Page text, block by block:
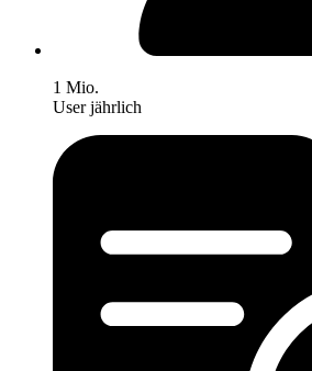
1 Mio.
User jährlich